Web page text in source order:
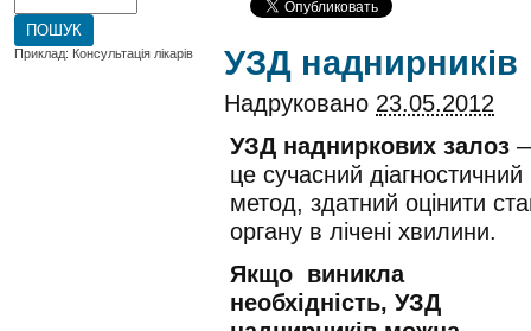
Приклад: Консультація лікарів УЗД наднирників
Надруковано 23.05.2012
УЗД надниркових залоз
це сучасний діагностичний
метод, здатний оцінити
органу в лічені хвилини.
Якщо виникла
необхідність, УЗД